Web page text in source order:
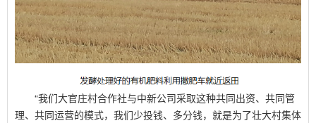
“我们大官庄村合作社与中新公司采取这种共同出资、共同管
理、共同运营的模式，我们少投钱、多分钱，就是为了壮大村集体